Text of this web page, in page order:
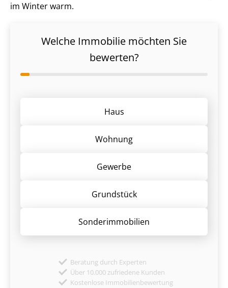
im Winter warm.
Welche Immobilie möchten Sie
bewerten?
Haus
Wohnung
Gewerbe
Grund­stück
Sonder­immobilien
Beratung durch Experten
Über 10.000 zufriedene Kunden
Kostenlose Immobilienbewertung